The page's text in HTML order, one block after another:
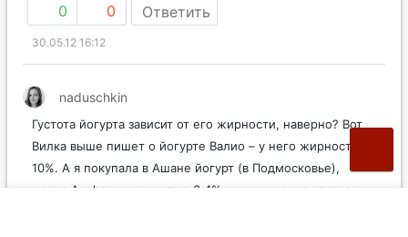
0 0 Ответить
30.05.12 16:12
naduschkin
Густота йогурта зависит от его жирности, наверно? Вот
Вилка выше пишет о йогурте Валио – у него жирность
10%. А я покупала в Ашане йогурт (в Подмосковье),
марка Auchan, жирностью 3,4%, он мне через упаковку